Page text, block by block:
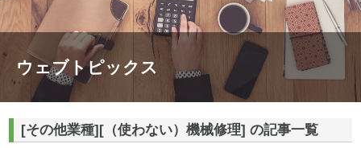
ウェブトピックス
[その他業種][（使わない）機械修理] の記事一覧